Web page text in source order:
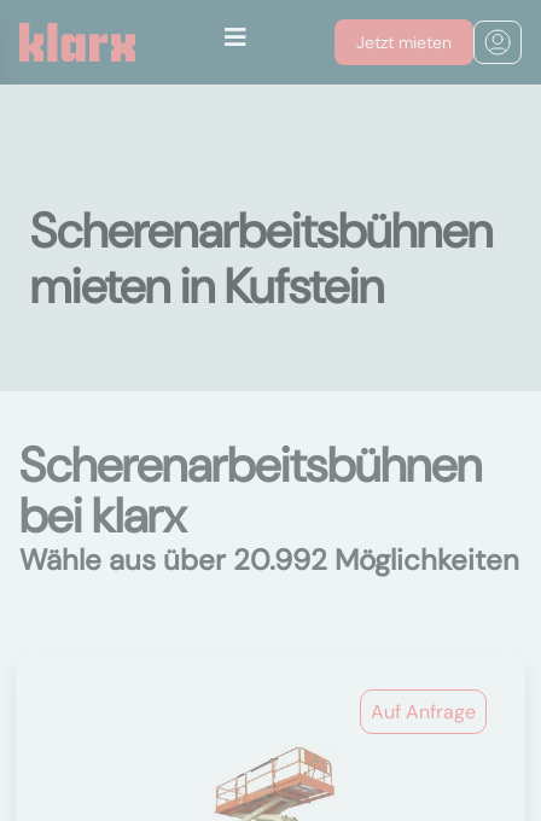
Jetzt mieten
Scherenarbeitsbühnen
mieten in Kufstein
Scherenarbeitsbühnen
bei klarx
Wähle aus über 20.992 Möglichkeiten
Auf Anfrage